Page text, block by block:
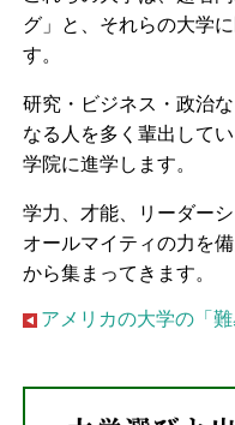
グ」と、それらの大学
す。
研究・ビジネス・政治
なる人を多く輩出して
学院に進学します。
学力、才能、リーダー
オールマイティの力を
から集まってきます。
アメリカの大学の「